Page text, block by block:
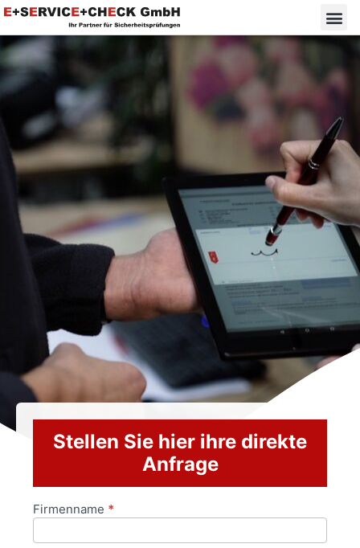
Stellen Sie hier ihre direkte
Anfrage
Anfrageformular
Firmenname *